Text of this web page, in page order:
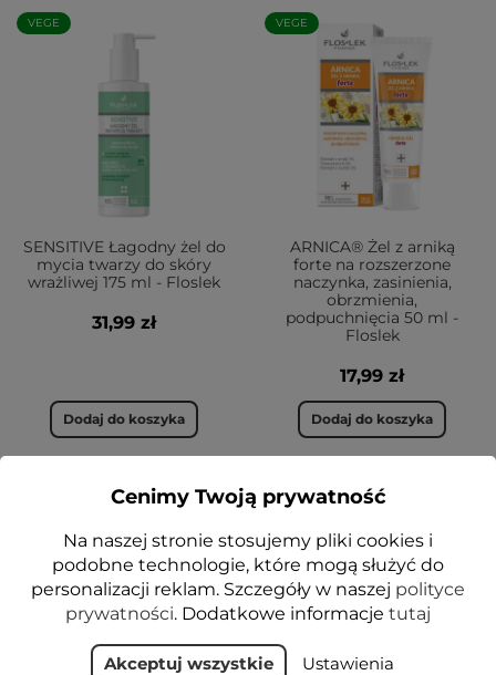
VEGE
SENSITIVE Łagodny żel do
mycia twarzy do skóry
wrażliwej 175 ml - Floslek
31,99 zł
Dodaj do koszyka
VEGE
ARNICA® Żel z arniką
forte na rozszerzone
naczynka, zasinienia,
obrzmienia,
podpuchnięcia 50 ml -
Floslek
17,99 zł
Dodaj do koszyka
Cenimy Twoją prywatność
Na naszej stronie stosujemy pliki cookies i
podobne technologie, które mogą służyć do
personalizacji reklam. Szczegóły w naszej polityce
prywatności. Dodatkowe informacje tutaj
Akceptuj wszystkie Ustawienia